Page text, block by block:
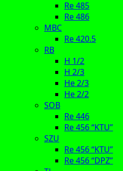
Re 485
Re 486
MBC
Re 420.5
RB
H 1/2
H 2/3
He 2/3
He 2/2
SOB
Re 446
Re 456 “KTU”
SZU
Re 456 “KTU”
Re 456 “DPZ”